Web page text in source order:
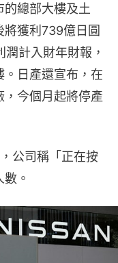
總部大樓及土
將獲利739億日圓
潤計入財年財報，
日產還宣布，在
今個月起將停產
公司稱「正在按
。